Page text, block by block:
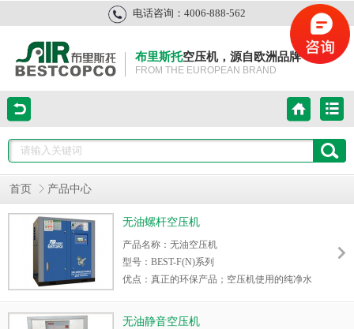
电话咨询：4006-888-562
布里斯托空压机，源自欧洲品牌
FROM THE EUROPEAN BRAND
首页 产品中心
无油螺杆空压机
产品名称：无油空压机
型号：BEST-F(N)系列
优点：真正的环保产品；空压机使用的纯净水
无油静音空压机